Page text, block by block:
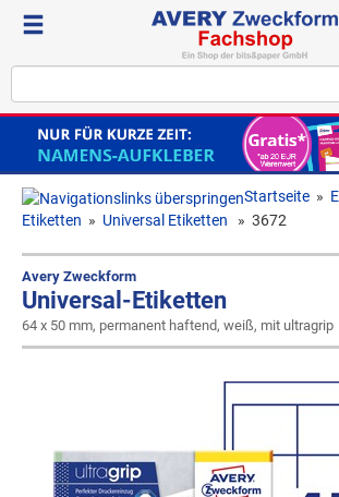
Startseite »
Etiketten » Universal Etiketten » 3672
Avery Zweckform
Universal-Etiketten
64 x 50 mm, permanent haftend, weiß, mit ultragrip